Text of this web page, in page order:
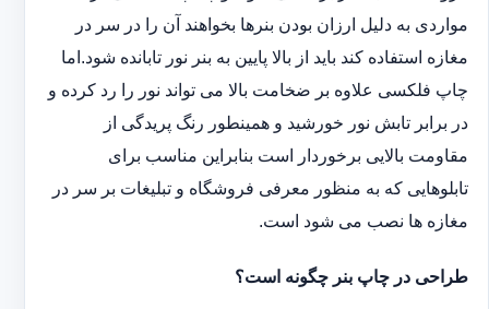
مواردی به دلیل ارزان بودن بنرها بخواهند آن را در سر در
مغازه استفاده کند باید از بالا پایین به بنر نور تابانده شود.اما
چاپ فلکسی علاوه بر ضخامت بالا می تواند نور را رد کرده و
در برابر تابش نور خورشید و همینطور رنگ پریدگی از
مقاومت بالایی برخوردار است بنابراین مناسب برای
تابلوهایی که به منظور معرفی فروشگاه و تبلیغات بر سر در
مغازه ها نصب می شود است.
طراحی در چاپ بنر چگونه است؟